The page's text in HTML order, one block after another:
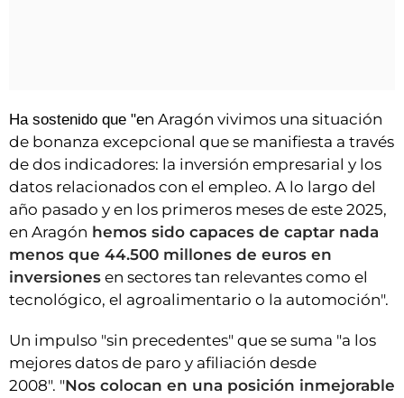
Ha sostenido que "en Aragón vivimos una situación
de bonanza excepcional que se manifiesta a través
de dos indicadores: la inversión empresarial y los
datos relacionados con el empleo. A lo largo del
año pasado y en los primeros meses de este 2025,
en Aragón hemos sido capaces de captar nada
menos que 44.500 millones de euros en
inversiones en sectores tan relevantes como el
tecnológico, el agroalimentario o la automoción".
Un impulso "sin precedentes" que se suma "a los
mejores datos de paro y afiliación desde
2008". "Nos colocan en una posición inmejorable